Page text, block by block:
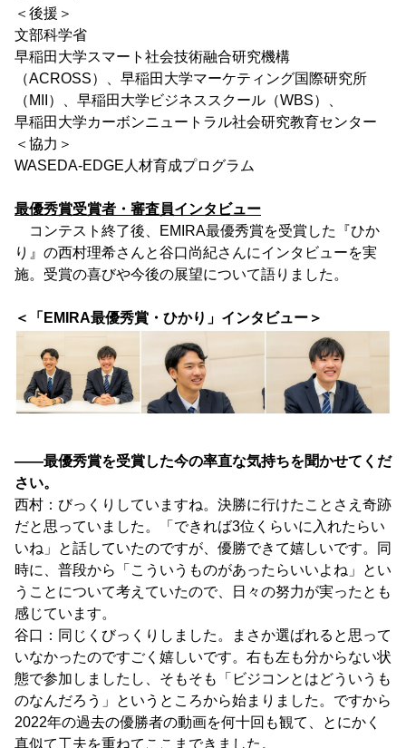
＜後援＞
文部科学省
早稲田大学スマート社会技術融合研究機構
（ACROSS）、早稲田大学マーケティング国際研究所
（MII）、早稲田大学ビジネススクール（WBS）、
早稲田大学カーボンニュートラル社会研究教育センター
＜協力＞
WASEDA-EDGE人材育成プログラム
最優秀賞受賞者・審査員インタビュー
コンテスト終了後、EMIRA最優秀賞を受賞した『ひか
り』の西村理希さんと谷口尚紀さんにインタビューを実
施。受賞の喜びや今後の展望について語りました。
＜「EMIRA最優秀賞・ひかり」インタビュー＞
――最優秀賞を受賞した今の率直な気持ちを聞かせてくだ
さい。
西村：びっくりしていますね。決勝に行けたことさえ奇跡
だと思っていました。「できれば3位くらいに入れたらい
いね」と話していたのですが、優勝できて嬉しいです。同
時に、普段から「こういうものがあったらいいよね」とい
うことについて考えていたので、日々の努力が実ったとも
感じています。
谷口：同じくびっくりしました。まさか選ばれると思って
いなかったのですごく嬉しいです。右も左も分からない状
態で参加しましたし、そもそも「ビジコンとはどういうも
のなんだろう」というところから始まりました。ですから
2022年の過去の優勝者の動画を何十回も観て、とにかく
真似て工夫を重ねてここまできました。